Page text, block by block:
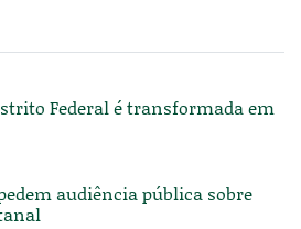
Federal é transformada em
audiência pública sobre